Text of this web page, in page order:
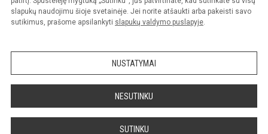
slapukų naudojimu šioje svetainėje. Jei norite atšaukti arba pakeisti savo
sutikimus, prašome apsilankyti slapukų valdymo puslapyje.
NUSTATYMAI
NESUTINKU
SUTINKU